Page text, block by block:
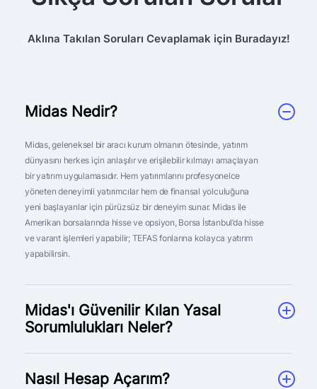
Aklına Takılan Soruları Cevaplamak için Buradayız!
Midas Nedir?
Midas, geleneksel bir aracı kurum olmanın ötesinde, yatırım
dünyasını herkes için anlaşılır ve erişilebilir kılmayı amaçlayan
bir yatırım uygulamasıdır. Hem yatırımlarını profesyonelce
yöneten deneyimli yatırımcılar hem de finansal yolculuğuna
yeni başlayanlar için pürüzsüz bir deneyim sunar. Midas ile
Amerikan borsalarında hisse ve opsiyon, Borsa İstanbul’da hisse
ve varant işlemleri yapabilir; TEFAS fonlarına kolayca yatırım
yapabilirsin.
Midas'ı Güvenilir Kılan Yasal
Sorumlulukları Neler?
Nasıl Hesap Açarım?